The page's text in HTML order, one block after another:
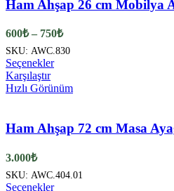
Ham Ahşap 26 cm Mobilya
600₺ – 750₺Fiyat
600₺
750₺
SKU: AWC.830
SeçeneklerBu
birden
var.
Seçenekler
seçilebilir
Karşılaştır
Hızlı Görünüm
Ham Ahşap 72 cm Masa
3.000₺
SKU: AWC.404.01
SeçeneklerBu